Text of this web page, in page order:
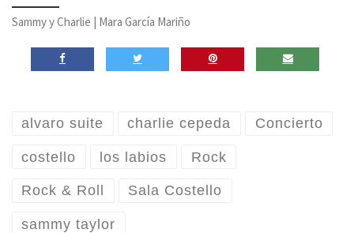
Sammy y Charlie | Mara García Mariño
alvaro suite charlie cepeda Concierto
costello los labios Rock
Rock & Roll Sala Costello
sammy taylor